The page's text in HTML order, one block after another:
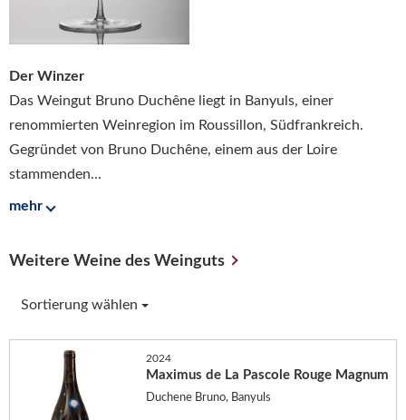
Der Winzer
Das Weingut Bruno Duchêne liegt in Banyuls, einer
renommierten Weinregion im Roussillon, Südfrankreich.
Gegründet von Bruno Duchêne, einem aus der Loire
stammenden...
mehr
Weitere Weine des Weinguts
Sortierung wählen
2024
Maximus de La Pascole Rouge Magnum
Duchene Bruno, Banyuls